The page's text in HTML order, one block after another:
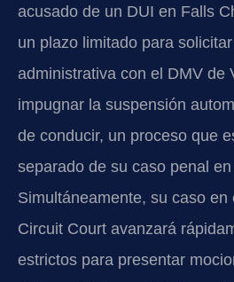
acusado de un DUI en Falls
un plazo limitado para
administrativa con el DMV de
impugnar la suspensión
de conducir, un proceso que
separado de su caso penal
Simultáneamente, su caso en
Circuit Court avanzará
estrictos para presentar